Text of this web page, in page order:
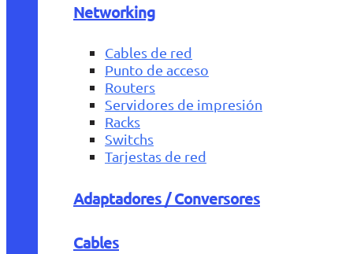
Networking
Cables de red
Punto de acceso
Routers
Servidores de impresión
Racks
Switchs
Tarjestas de red
Adaptadores / Conversores
Cables